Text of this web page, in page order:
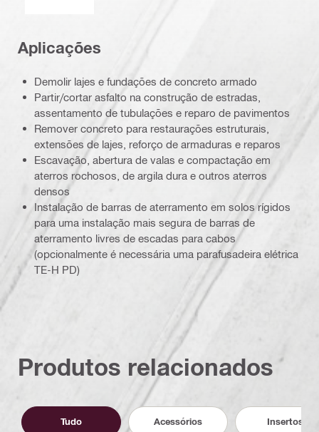
Aplicações
Demolir lajes e fundações de concreto armado
Partir/cortar asfalto na construção de estradas,
assentamento de tubulações e reparo de pavimentos
Remover concreto para restaurações estruturais,
extensões de lajes, reforço de armaduras e reparos
Escavação, abertura de valas e compactação em
aterros rochosos, de argila dura e outros aterros
densos
Instalação de barras de aterramento em solos rígidos
para uma instalação mais segura de barras de
aterramento livres de escadas para cabos
(opcionalmente é necessária uma parafusadeira elétrica
TE-H PD)
Produtos relacionados
Tudo Acessórios Insertos